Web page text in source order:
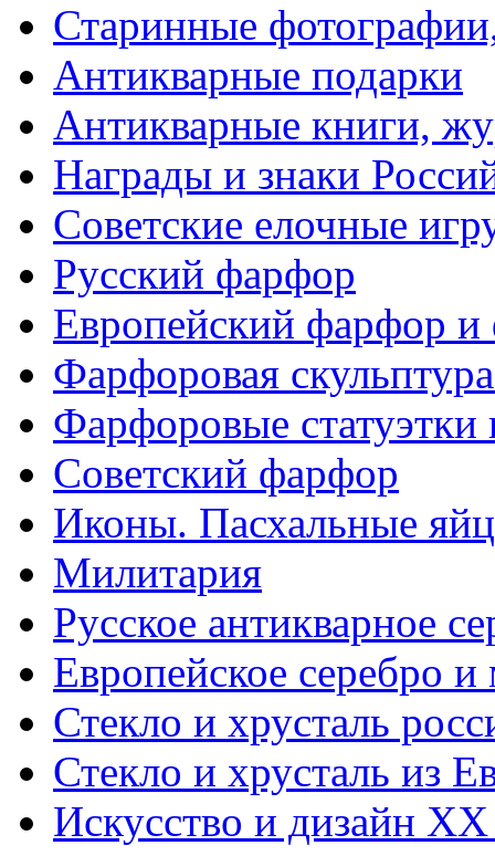
Старинные
Антикварные подарки
Антикварные книги,
Награды и знаки
Советские елочные
Русский фарфор
Европейский фарфор и
Фарфоровая
Фарфоровые
Советский фарфор
Иконы. Пасхальные
Милитария
Русское антикварное
Европейское серебро
Стекло и хрусталь
Стекло и хрусталь из
Искусство и дизайн XX